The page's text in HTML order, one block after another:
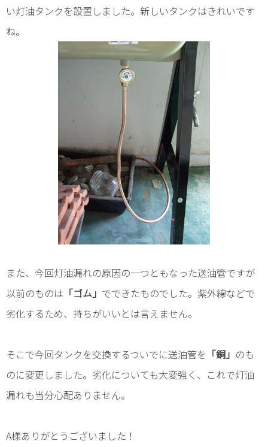
い灯油タンクを設置しました。新しいタンクはきれいです
ね。
また、今回灯油漏れの原因の一つともなった送油管ですが
以前のものは 「ゴム」 でできたものでした。紫外線などで
劣化するため、持ちがいいとは言えません。
そこで今回タンクを交換するついでに送油管を 「銅」 のも
のに変更しました。劣化についても大変強く、これで灯油
漏れも当分心配ありません。
A様ありがとうございました！